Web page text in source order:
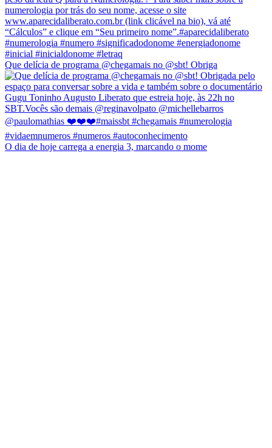
Que delícia de programa @chegamais no @sbt! Obriga
O dia de hoje carrega a energia 3, marcando o mome